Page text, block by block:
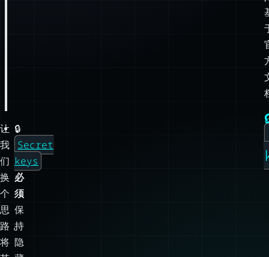
个
思
路，
将
其
简
化
为
须
保
持
隐
藏。
通
常
情